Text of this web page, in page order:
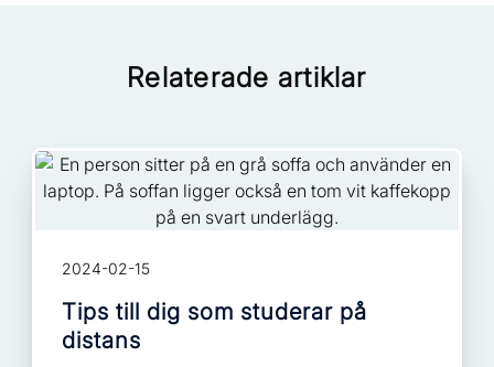
Relaterade artiklar
2024-02-15
Tips till dig som studerar på
distans